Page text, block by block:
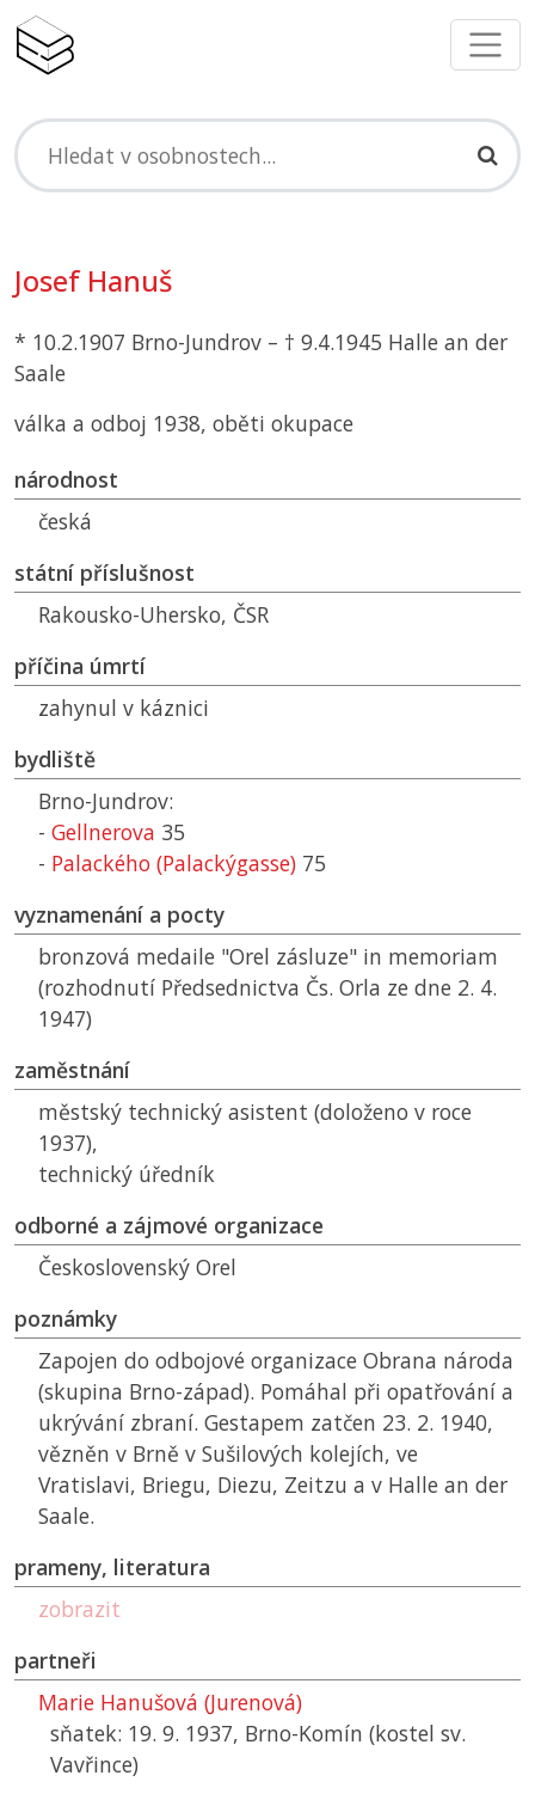
Josef Hanuš
* 10.2.1907 Brno-Jundrov – † 9.4.1945 Halle an der
Saale
válka a odboj 1938, oběti okupace
národnost
česká
státní příslušnost
Rakousko-Uhersko, ČSR
příčina úmrtí
zahynul v káznici
bydliště
Brno-Jundrov:
- Gellnerova 35
- Palackého (Palackýgasse) 75
vyznamenání a pocty
bronzová medaile "Orel zásluze" in memoriam
(rozhodnutí Předsednictva Čs. Orla ze dne 2. 4.
1947)
zaměstnání
městský technický asistent (doloženo v roce
1937),
technický úředník
odborné a zájmové organizace
Československý Orel
poznámky
Zapojen do odbojové organizace Obrana národa
(skupina Brno-západ). Pomáhal při opatřování a
ukrývání zbraní. Gestapem zatčen 23. 2. 1940,
vězněn v Brně v Sušilových kolejích, ve
Vratislavi, Briegu, Diezu, Zeitzu a v Halle an der
Saale.
prameny, literatura
zobrazit
partneři
Marie Hanušová (Jurenová)
sňatek: 19. 9. 1937, Brno-Komín (kostel sv.
Vavřince)